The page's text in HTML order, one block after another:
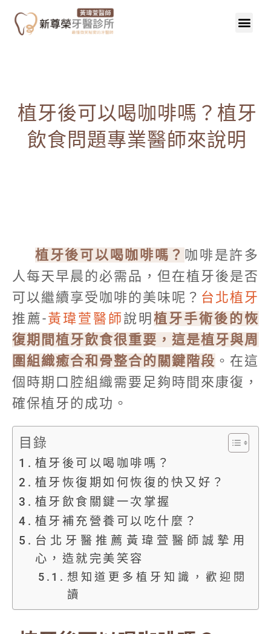
植牙後可以喝咖啡嗎？植牙
飲食問題專業醫師來說明
植牙後可以喝咖啡嗎？ 咖啡是許多
人每天早晨的必需品，但在植牙後是否
可以繼續享受咖啡的美味呢？ 台北植牙
推薦-黃瑋萱醫師 說明 植牙手術後的恢
復期間植牙飲食很重要，這是植牙與周
圍組織癒合和骨整合的關鍵階段 。在這
個時期口腔組織需要足夠時間來康復，
確保植牙的成功。
目錄
植牙後可以喝咖啡嗎？
植牙恢復期如何恢復的快又好？
植牙飲食關鍵一次掌握
植牙補充營養可以吃什麼？
台北牙醫推薦黃瑋萱醫師誠摯用
心，造就完美笑容
想知道更多植牙知識，歡迎閱
讀